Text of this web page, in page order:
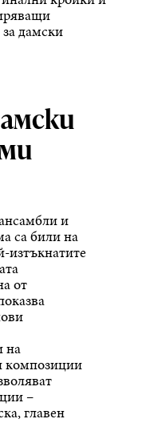
дамски
и
са били на
изтъкнатите
от
на
композиции
–
главен